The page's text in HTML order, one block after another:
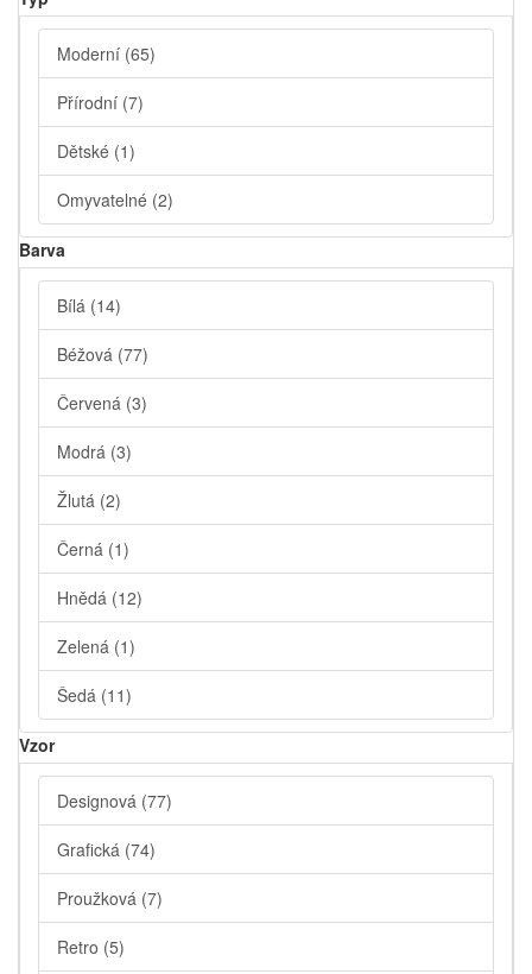
Moderní (65)
Přírodní (7)
Dětské (1)
Omyvatelné (2)
Barva
Bílá (14)
Béžová (77)
Červená (3)
Modrá (3)
Žlutá (2)
Černá (1)
Hnědá (12)
Zelená (1)
Šedá (11)
Vzor
Designová (77)
Grafická (74)
Proužková (7)
Retro (5)